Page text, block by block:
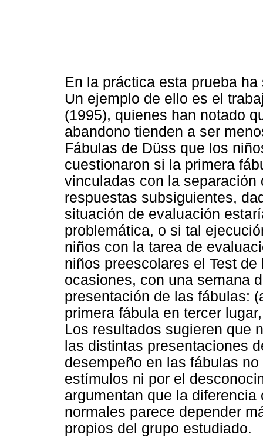
En la práctica esta prueba
Un ejemplo de ello es el
(1995), quienes han notado
abandono tienden a ser
Fábulas de Düss que los
cuestionaron si la primera
vinculadas con la
respuestas subsiguientes,
situación de evaluación
problemática, o si tal
niños con la tarea de
niños preescolares el Test
ocasiones, con una semana
presentación de las fábulas:
primera fábula en tercer
Los resultados sugieren que
las distintas presentaciones
desempeño en las fábulas
estímulos ni por el
argumentan que la
normales parece depender
propios del grupo estudiado.